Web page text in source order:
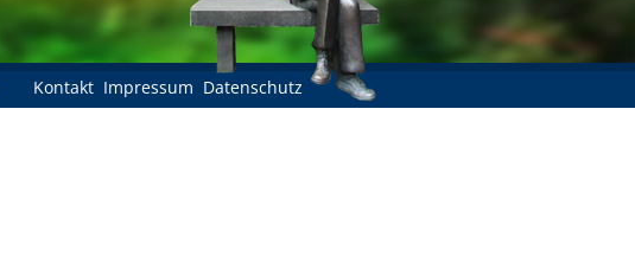
Kontakt Impressum Datenschutz